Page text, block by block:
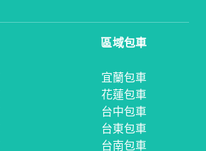
區域包車
宜蘭包車
花蓮包車
台中包車
台東包車
台南包車